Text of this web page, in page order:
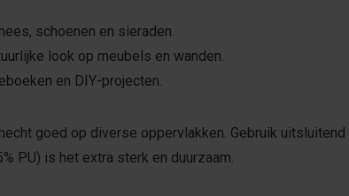
schoenen en sieraden.
look op meubels en wanden.
en DIY-projecten.
goed op diverse oppervlakken. Gebruik
PU) is het extra sterk en duurzaam.